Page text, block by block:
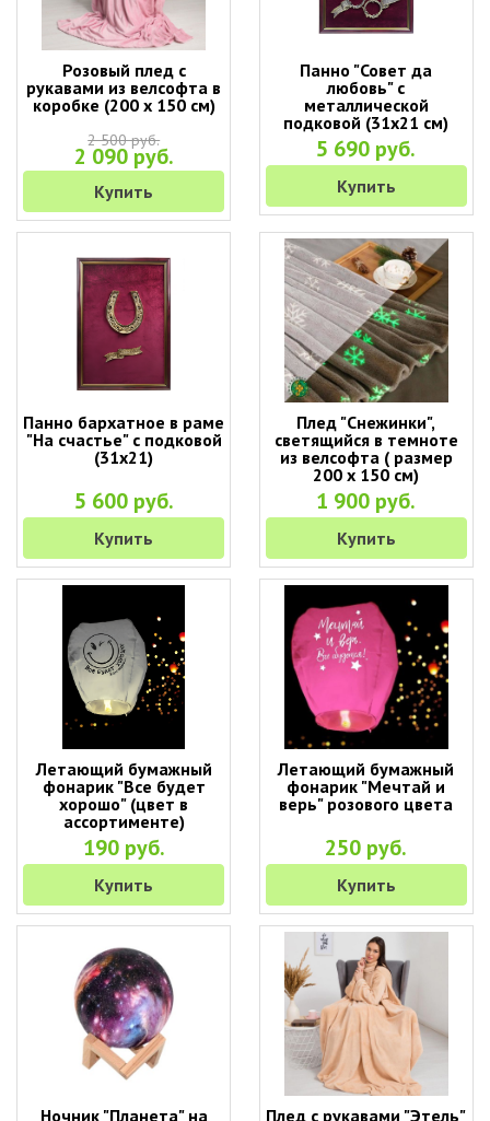
Розовый плед с
рукавами из велсофта в
коробке (200 х 150 см)
2 500 руб.
2 090 руб.
Купить
Панно "Совет да
любовь" с
металлической
подковой (31х21 см)
5 690 руб.
Купить
Панно бархатное в раме
"На счастье" с подковой
(31х21)
5 600 руб.
Купить
Плед "Снежинки",
светящийся в темноте
из велсофта ( размер
200 х 150 см)
1 900 руб.
Купить
Летающий бумажный
фонарик "Все будет
хорошо" (цвет в
ассортименте)
190 руб.
Купить
Летающий бумажный
фонарик "Мечтай и
верь" розового цвета
250 руб.
Купить
Ночник "Планета" на Плед с рукавами "Этель"